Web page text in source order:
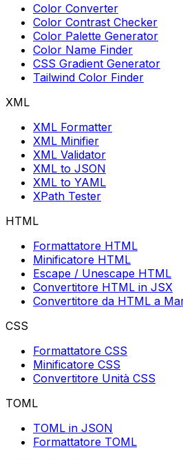
Color Converter
Color Contrast Checker
Color Palette Generator
Color Name Finder
CSS Gradient Generator
Tailwind Color Finder
XML
XML Formatter
XML Minifier
XML Validator
XML to JSON
XML to YAML
XPath Tester
HTML
Formattatore HTML
Minificatore HTML
Escape / Unescape HTML
Convertitore HTML in JSX
Convertitore da HTML a
CSS
Formattatore CSS
Minificatore CSS
Convertitore Unità CSS
TOML
TOML in JSON
Formattatore TOML